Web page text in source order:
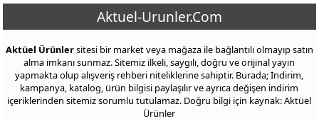
Aktuel-Urunler.Com
Aktüel Ürünlersitesi bir market veya mağaza ile bağlantılı olmayıp satın
alma imkanı sunmaz. Sitemiz ilkeli, saygılı, doğru ve orijinal yayın
yapmakta olup alışveriş rehberi niteliklerine sahiptir. Burada; İndirim,
kampanya, katalog, ürün bilgisi paylaşılır ve ayrıca değişen indirim
içeriklerinden sitemiz sorumlu tutulamaz. Doğru bilgi için kaynak: Aktüel
Ürünler